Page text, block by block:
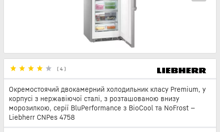
( 4 )
Окремостоячий двокамерний холодильник класу Premium, у
корпусі з нержавіючої сталі, з розташованою внизу
морозилкою, серії BluPerformance з BioCool та NoFrost —
Liebherr CNPes 4758